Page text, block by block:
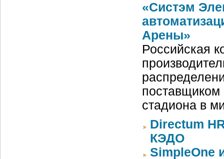
«Систэм
Арены»
Российская
поставщиком
стадиона в
Directum
КЭДО
SimpleOne